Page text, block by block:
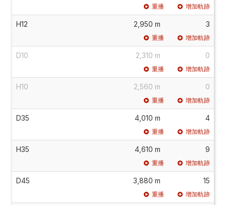
重播 增加軌跡
H12 2,950 m 3
重播 增加軌跡
D10 2,310 m 0
重播 增加軌跡
H10 2,560 m 0
重播 增加軌跡
D35 4,010 m 4
重播 增加軌跡
H35 4,610 m 9
重播 增加軌跡
D45 3,880 m 15
重播 增加軌跡